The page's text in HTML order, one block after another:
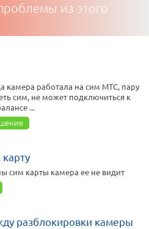
из этого
камера работала на сим МТС, пару
сим, не может подключиться к
...
сим карты камера ее не видит
разблокировки камеры